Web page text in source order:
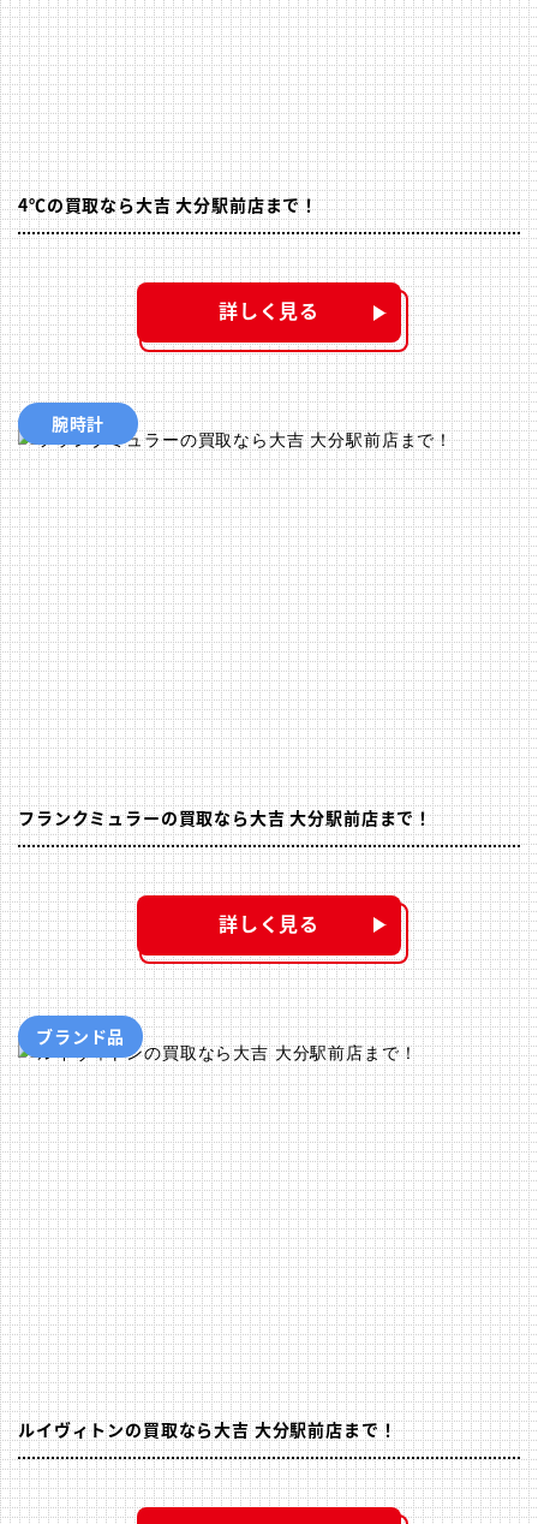
4℃の買取なら大吉 大分駅前店まで！
詳しく見る
腕時計
フランクミュラーの買取なら大吉 大分駅前店まで！
詳しく見る
ブランド品
ルイヴィトンの買取なら大吉 大分駅前店まで！